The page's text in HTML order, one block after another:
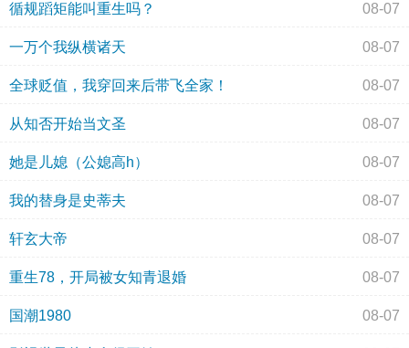
循规蹈矩能叫重生吗？ 08-07
一万个我纵横诸天 08-07
全球贬值，我穿回来后带飞全家！ 08-07
从知否开始当文圣 08-07
她是儿媳（公媳高h） 08-07
我的替身是史蒂夫 08-07
轩玄大帝 08-07
重生78，开局被女知青退婚 08-07
国潮1980 08-07